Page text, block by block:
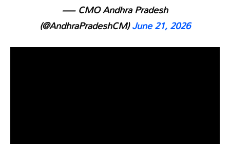
— CMO Andhra Pradesh
(@AndhraPradeshCM)June 21, 2026